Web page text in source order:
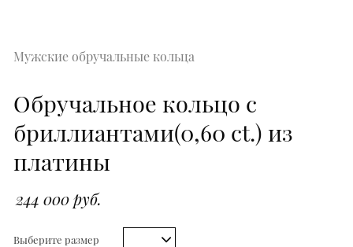
Мужские обручальные кольца
Обручальное кольцо с
бриллиантами(0,60 ct.) из
платины
244 000 руб.
Выберите размер